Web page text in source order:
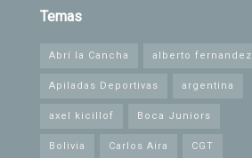
Temas
Abrí la Cancha alberto fernandez
Apiladas Deportivas argentina
axel kicillof Boca Juniors
Bolivia Carlos Aira CGT